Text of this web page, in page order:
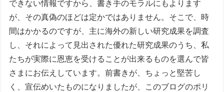
できない情報ですから、書き手のモラルにもよります
が、その真偽のほどは定かではありません。そこで、時
間はかかるのですが、主に海外の新しい研究成果を調査
し、それによって見出された優れた研究成果のうち、私
たちが実際に恩恵を受けることが出来るものを選んで皆
さまにお伝えしています。前書きが、ちょっと堅苦し
く、宣伝めいたものになりましたが、このブログのポリ